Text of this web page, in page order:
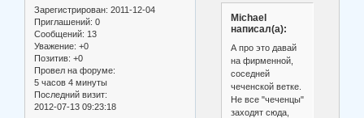
Зарегистрирован: 2011-12-04
Приглашений: 0
Сообщений: 13
Уважение: +0
Позитив: +0
Провел на форуме:
5 часов 4 минуты
Последний визит:
2012-07-13 09:23:18
Michael
написал(а):
А про это давай
на фирменной,
соседней
чеченской ветке.
Не все "чеченцы"
заходят сюда,